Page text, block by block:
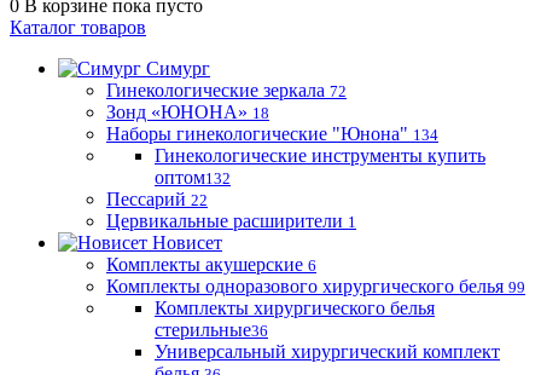
0 В корзине пока пусто
Каталог товаров
Симург
Гинекологические зеркала 72
Зонд «ЮНОНА» 18
Наборы гинекологические "Юнона" 134
Гинекологические инструменты купить
оптом132
Пессарий 22
Цервикальные расширители 1
Новисет
Комплекты акушерские 6
Комплекты одноразового хирургического белья 99
Комплекты хирургического белья
стерильные36
Универсальный хирургический комплект